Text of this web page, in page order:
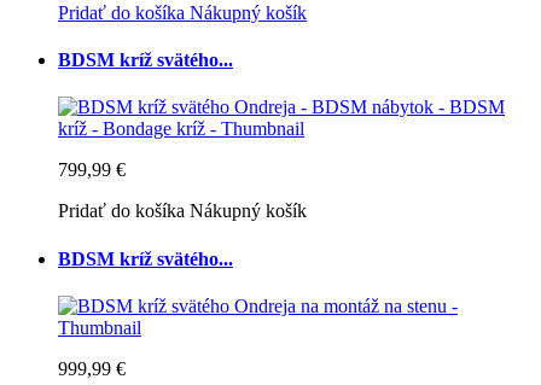
Pridať do košíka Nákupný košík
BDSM kríž svätého...
799,99 €
Pridať do košíka Nákupný košík
BDSM kríž svätého...
999,99 €